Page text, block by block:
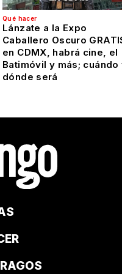
Qué hacer
Lánzate a la Expo
Caballero Oscuro
en CDMX, habrá cine, el
Batimóvil y más; cuándo
dónde será